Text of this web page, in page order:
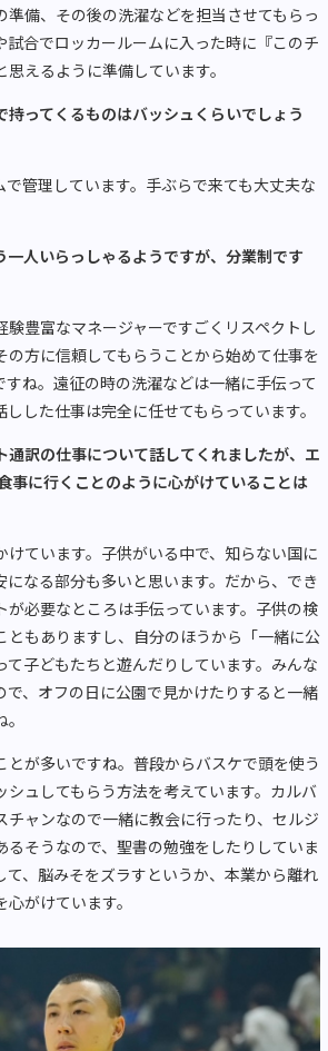
準備、その後の洗濯などを担当させてもらっ
試合でロッカールームに入った時に『このチ
えるように準備しています。
ってくるものはバッシュくらいでしょう
で管理しています。手ぶらで来ても大丈夫な
人いらっしゃるようですが、分業制です
豊富なマネージャーですごくリスペクトし
の方に信頼してもらうことから始めて仕事を
ね。遠征の時の洗濯などは一緒に手伝って
した仕事は完全に任せてもらっています。
訳の仕事について話してくれましたが、エ
事に行くことのように心がけていることは
けています。子供がいる中で、知らない国に
なる部分も多いと思います。だから、でき
が必要なところは手伝っています。子供の検
ともありますし、自分のほうから「一緒に公
て子どもたちと遊んだりしています。みんな
で、オフの日に公園で見かけたりすると一緒
とが多いですね。普段からバスケで頭を使う
シュしてもらう方法を考えています。カルバ
チャンなので一緒に教会に行ったり、セルジ
るそうなので、聖書の勉強をしたりしていま
て、脳みそをズラすというか、本業から離れ
がけています。